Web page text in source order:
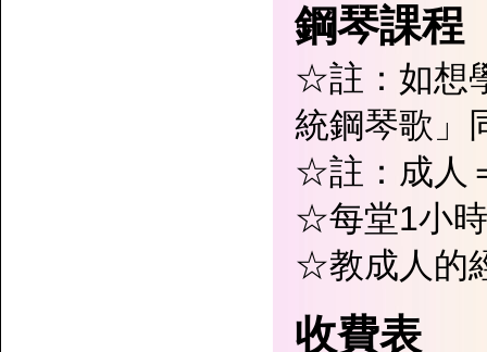
鋼琴課程
☆註：如想
統鋼琴歌」
☆註：成人
☆每堂1小
☆教成人的
收費表